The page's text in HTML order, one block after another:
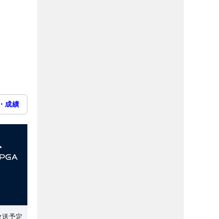
成績
予定